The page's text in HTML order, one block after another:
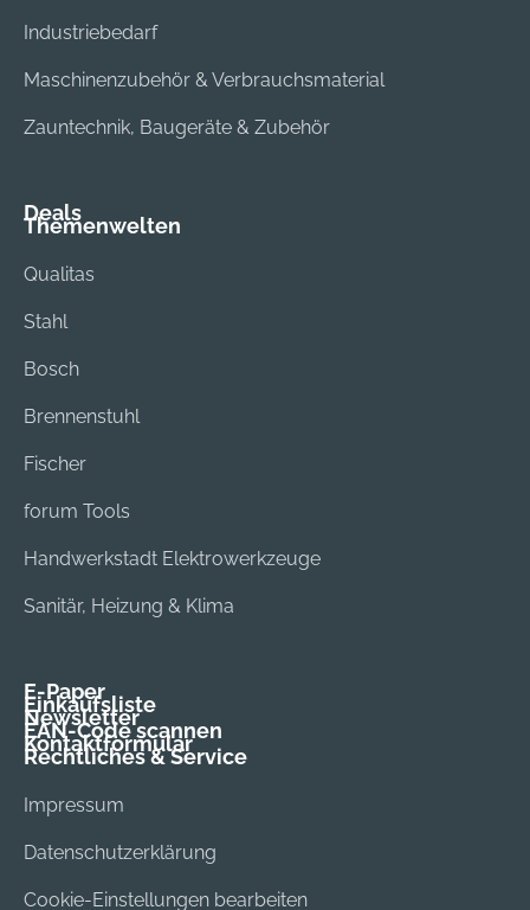
Industriebedarf
Maschinenzubehör & Verbrauchsmaterial
Zauntechnik, Baugeräte & Zubehör
Deals
Themenwelten
Qualitas
Stahl
Bosch
Brennenstuhl
Fischer
forum Tools
Handwerkstadt Elektrowerkzeuge
Sanitär, Heizung & Klima
E-Paper
Einkaufsliste
Newsletter
EAN-Code scannen
Kontaktformular
Rechtliches & Service
Impressum
Datenschutzerklärung
Cookie-Einstellungen bearbeiten